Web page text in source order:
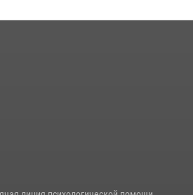
безопасность Всероссийского
Саранске